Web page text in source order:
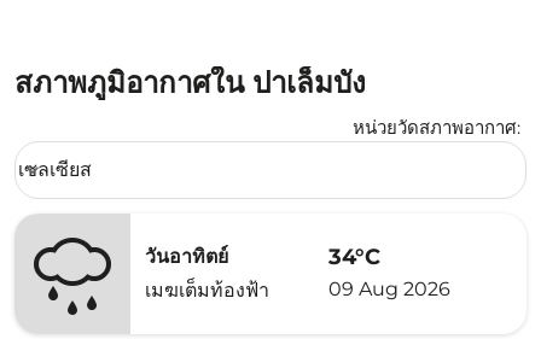
สภาพภูมิอากาศใน ปาเล็มบัง
หน่วยวัดสภาพอากาศ:
Weather unit option เซลเซียส Selected
เซลเซียส
keyboard_arrow_down
วันอาทิตย์
เมฆเต็มท้องฟ้า
34°C
09 Aug 2026